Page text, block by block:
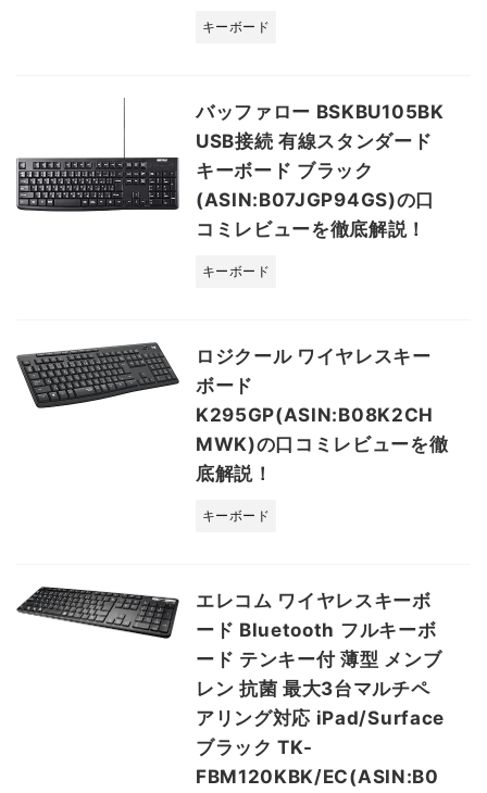
キーボード
バッファロー BSKBU105BK
USB接続 有線スタンダード
キーボード ブラック
(ASIN:B07JGP94GS)の口
コミレビューを徹底解説！
キーボード
ロジクール ワイヤレスキー
ボード
K295GP(ASIN:B08K2CH
MWK)の口コミレビューを徹
底解説！
キーボード
エレコム ワイヤレスキーボ
ード Bluetooth フルキーボ
ード テンキー付 薄型 メンブ
レン 抗菌 最大3台マルチペ
アリング対応 iPad/Surface
ブラック TK-
FBM120KBK/EC(ASIN:B0